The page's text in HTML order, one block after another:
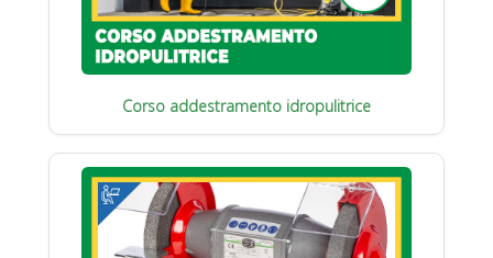
Corso addestramento idropulitrice